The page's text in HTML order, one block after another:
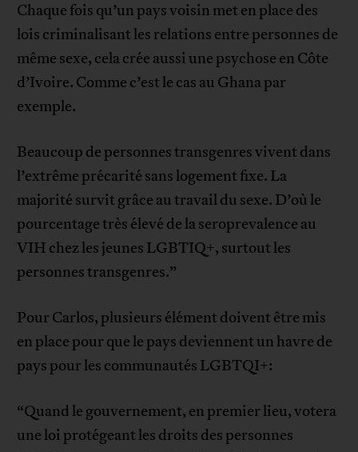
Chaque fois qu’un pays voisin met en place des
lois criminalisant les relations entre personnes de
même sexe, cela crée aussi une psychose en Côte
d’Ivoire. Comme c’est le cas au Ghana par
exemple.
Beaucoup de personnes transgenres vivent dans
l’extrême précarité sans logement fixe. La
majorité survit grâce au travail du sexe. D’où le
pourcentage très élevé de la seroprevalence au
VIH chez les jeunes LGBTIQ+, surtout les
personnes transgenres.”
Pour Carlos, plusieurs élément doivent être mis
en place pour que le pays deviennent un havre de
pays pour les communautés LGBTQI+:
“Quand le gouvernement, en premier lieu, votera
une loi protégeant les droits des personnes